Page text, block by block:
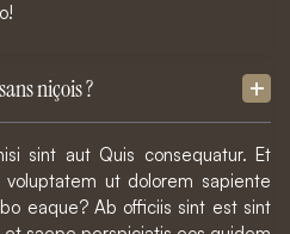
niçois ?
sint aut Quis consequatur. Et
ut dolorem sapiente
eaque? Ab officiis sint est sint